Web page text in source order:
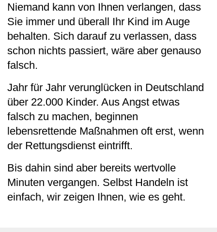
Niemand kann von Ihnen verlangen, dass
Sie immer und überall Ihr Kind im Auge
behalten. Sich darauf zu verlassen, dass
schon nichts passiert, wäre aber genauso
falsch.
Jahr für Jahr verunglücken in Deutschland
über 22.000 Kinder. Aus Angst etwas
falsch zu machen, beginnen
lebensrettende Maßnahmen oft erst, wenn
der Rettungsdienst eintrifft.
Bis dahin sind aber bereits wertvolle
Minuten vergangen. Selbst Handeln ist
einfach, wir zeigen Ihnen, wie es geht.